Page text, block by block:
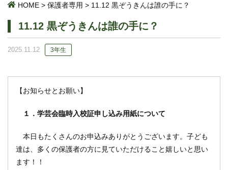
HOME > 保護者専用 > 11.12 黒ぞうきんは誰の手に？
11.12 黒ぞうきんは誰の手に？
2025.11.12 3年生
【お知らせとお願い】
１．学芸会臨時入校証申し込み用紙について
本日もたくさんのお申込みありがとうございます。子ども
達は、多くの保護者の方に見ていただけること嬉しいと思い
ます！！